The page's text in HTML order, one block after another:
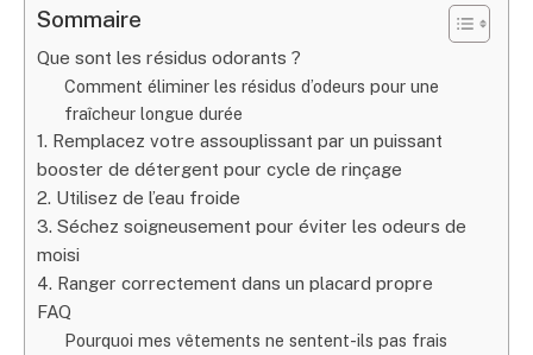
Sommaire
Que sont les résidus odorants ?
Comment éliminer les résidus d’odeurs pour une
fraîcheur longue durée
1. Remplacez votre assouplissant par un puissant
booster de détergent pour cycle de rinçage
2. Utilisez de l’eau froide
3. Séchez soigneusement pour éviter les odeurs de
moisi
4. Ranger correctement dans un placard propre
FAQ
Pourquoi mes vêtements ne sentent-ils pas frais